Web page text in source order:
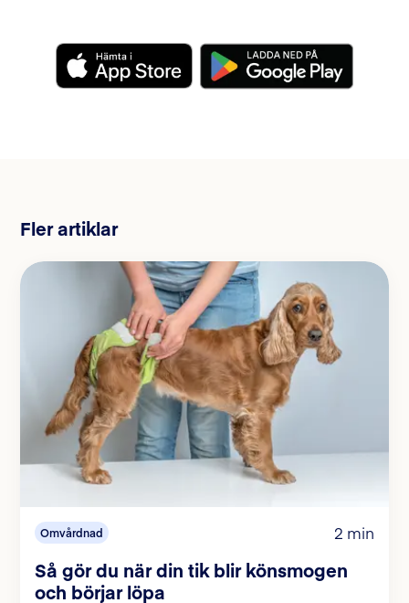
Fler artiklar
Omvårdnad 2 min
Så gör du när din tik blir könsmogen
och börjar löpa